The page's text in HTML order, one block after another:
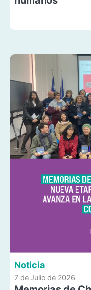
Noticia
7 de Julio de 2026